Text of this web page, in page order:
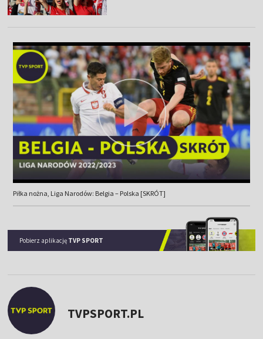
Piłka nożna, Liga Narodów: Belgia – Polska [SKRÓT]
Pobierz aplikację TVP SPORT
TVPSPORT.PL